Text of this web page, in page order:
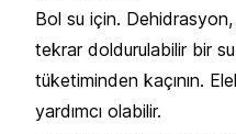
Bol su için. Dehidrasyon,
tekrar doldurulabilir bir
tüketiminden kaçının.
yardımcı olabilir.